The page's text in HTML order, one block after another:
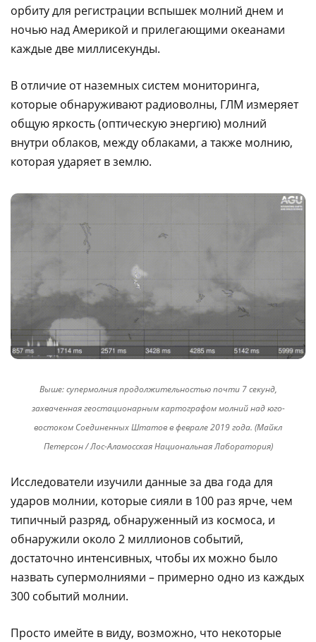
орбиту для регистрации вспышек молний днем и
ночью над Америкой и прилегающими океанами
каждые две миллисекунды.
В отличие от наземных систем мониторинга,
которые обнаруживают радиоволны, ГЛМ измеряет
общую яркость (оптическую энергию) молний
внутри облаков, между облаками, а также молнию,
которая ударяет в землю.
Выше: супермолния продолжительностью почти 7 секунд,
захваченная геостационарным картографом молний над юго-
востоком Соединенных Штатов в феврале 2019 года. (Майкл
Петерсон / Лос-Аламосская Национальная Лаборатория)
Исследователи изучили данные за два года для
ударов молнии, которые сияли в 100 раз ярче, чем
типичный разряд, обнаруженный из космоса, и
обнаружили около 2 миллионов событий,
достаточно интенсивных, чтобы их можно было
назвать супермолниями – примерно одно из каждых
300 событий молнии.
Просто имейте в виду, возможно, что некоторые